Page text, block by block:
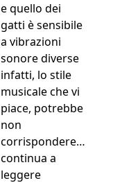
e quello dei
gatti è sensibile
a vibrazioni
sonore diverse
infatti, lo stile
musicale che vi
piace, potrebbe
non
corrispondere…
continua a
leggere“Musiche per